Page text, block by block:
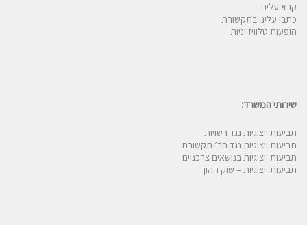
קרא עלינו
כתבו עלינו בתקשורת
הופעות טלוויזיוניות
שירותי המשרד:
תביעות ייצוגיות נגד רשויות
תביעות ייצוגיות נגד חב’ תקשורת
תביעות ייצוגיות בנושאים צרכניים
תביעות ייצוגיות – שוק ההון